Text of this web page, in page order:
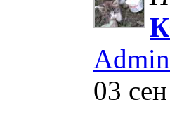
Admin
03